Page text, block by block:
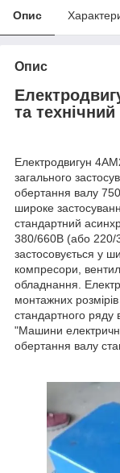
Опис
Опис
та
Електродвигун
загального
обертання валу
широке
стандартний
380/660В (або 220/
застосовується у
компресори,
обладнання.
монтажних
стандартного
"Машини
обертання валу